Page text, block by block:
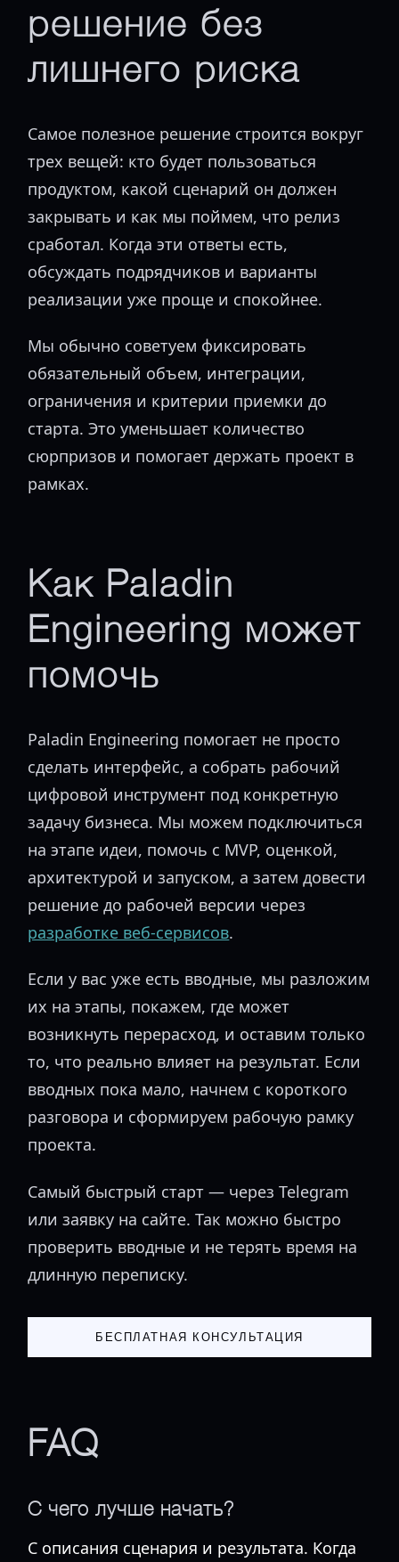
решение без
лишнего риска
Самое полезное решение строится вокруг
трех вещей: кто будет пользоваться
продуктом, какой сценарий он должен
закрывать и как мы поймем, что релиз
сработал. Когда эти ответы есть,
обсуждать подрядчиков и варианты
реализации уже проще и спокойнее.
Мы обычно советуем фиксировать
обязательный объем, интеграции,
ограничения и критерии приемки до
старта. Это уменьшает количество
сюрпризов и помогает держать проект в
рамках.
Как Paladin
Engineering может
помочь
Paladin Engineering помогает не просто
сделать интерфейс, а собрать рабочий
цифровой инструмент под конкретную
задачу бизнеса. Мы можем подключиться
на этапе идеи, помочь с MVP, оценкой,
архитектурой и запуском, а затем довести
решение до рабочей версии через
разработке веб-сервисов.
Если у вас уже есть вводные, мы разложим
их на этапы, покажем, где может
возникнуть перерасход, и оставим только
то, что реально влияет на результат. Если
вводных пока мало, начнем с короткого
разговора и сформируем рабочую рамку
проекта.
Самый быстрый старт — через Telegram
или заявку на сайте. Так можно быстро
проверить вводные и не терять время на
длинную переписку.
БЕСПЛАТНАЯ КОНСУЛЬТАЦИЯ
FAQ
С чего лучше начать?
С описания сценария и результата. Когда